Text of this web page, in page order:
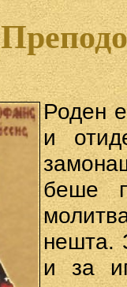
Роден
и
беше
нешта.
и за